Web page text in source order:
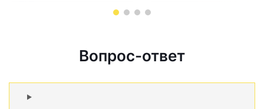
Вопрос-ответ